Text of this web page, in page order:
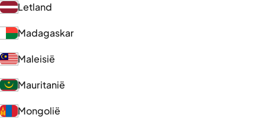
Letland
Madagaskar
Maleisië
Mauritanië
Mongolië